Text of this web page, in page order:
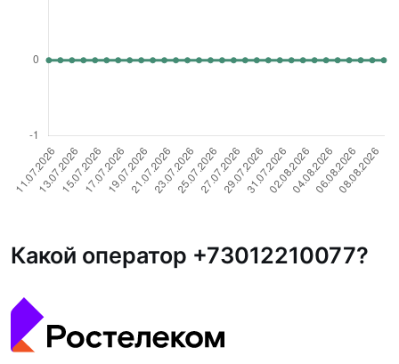
Какой оператор +73012210077?